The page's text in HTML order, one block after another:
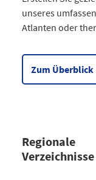
Datentabelle zum
Kommunales
unseres
Atlanten oder
Zum Überblick
Regionale
Verzeichnisse